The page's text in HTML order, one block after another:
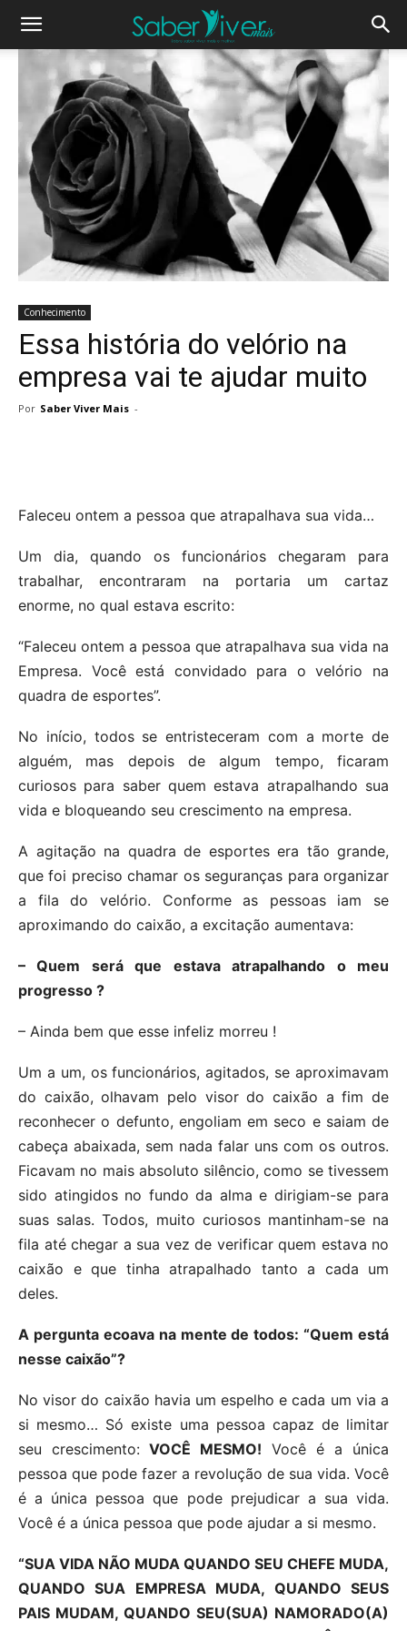
Conhecimento
Essa história do velório na
empresa vai te ajudar muito
Por Saber Viver Mais -
Faleceu ontem a pessoa que atrapalhava sua vida…
Um dia, quando os funcionários chegaram para
trabalhar, encontraram na portaria um cartaz
enorme, no qual estava escrito:
“Faleceu ontem a pessoa que atrapalhava sua vida na
Empresa. Você está convidado para o velório na
quadra de esportes”.
No início, todos se entristeceram com a morte de
alguém, mas depois de algum tempo, ficaram
curiosos para saber quem estava atrapalhando sua
vida e bloqueando seu crescimento na empresa.
A agitação na quadra de esportes era tão grande,
que foi preciso chamar os seguranças para organizar
a fila do velório. Conforme as pessoas iam se
aproximando do caixão, a excitação aumentava:
– Quem será que estava atrapalhando o meu
progresso ?
– Ainda bem que esse infeliz morreu !
Um a um, os funcionários, agitados, se aproximavam
do caixão, olhavam pelo visor do caixão a fim de
reconhecer o defunto, engoliam em seco e saiam de
cabeça abaixada, sem nada falar uns com os outros.
Ficavam no mais absoluto silêncio, como se tivessem
sido atingidos no fundo da alma e dirigiam-se para
suas salas. Todos, muito curiosos mantinham-se na
fila até chegar a sua vez de verificar quem estava no
caixão e que tinha atrapalhado tanto a cada um
deles.
A pergunta ecoava na mente de todos: “Quem está
nesse caixão”?
No visor do caixão havia um espelho e cada um via a
si mesmo… Só existe uma pessoa capaz de limitar
seu crescimento: VOCÊ MESMO! Você é a única
pessoa que pode fazer a revolução de sua vida. Você
é a única pessoa que pode prejudicar a sua vida.
Você é a única pessoa que pode ajudar a si mesmo.
“SUA VIDA NÃO MUDA QUANDO SEU CHEFE MUDA,
QUANDO SUA EMPRESA MUDA, QUANDO SEUS
PAIS MUDAM, QUANDO SEU(SUA) NAMORADO(A)